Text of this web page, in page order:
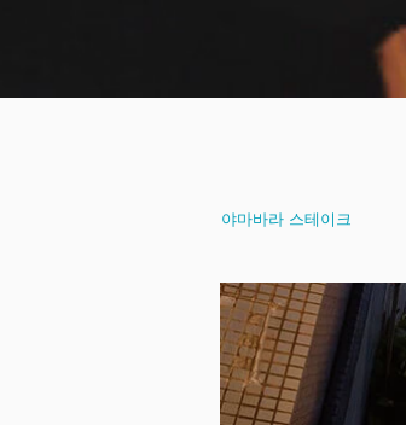
​야마바라 스테이크